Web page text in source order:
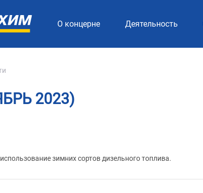
О концерне Деятельность
2023)
зимних сортов дизельного топлива.